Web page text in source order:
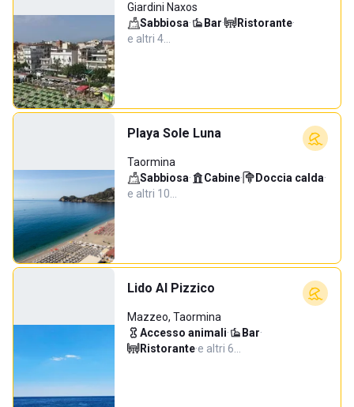
Giardini Naxos
Sabbiosa· Bar· Ristorante·
e altri 4…
Playa Sole Luna
Taormina
Sabbiosa· Cabine· Doccia calda·
e altri 10…
Lido Al Pizzico
Mazzeo, Taormina
Accesso animali· Bar·
Ristorante·e altri 6…